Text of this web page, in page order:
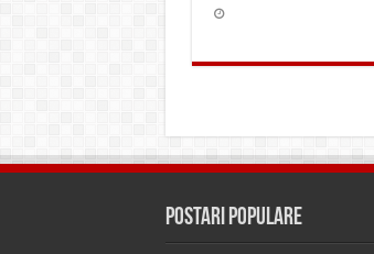
Postari Populare